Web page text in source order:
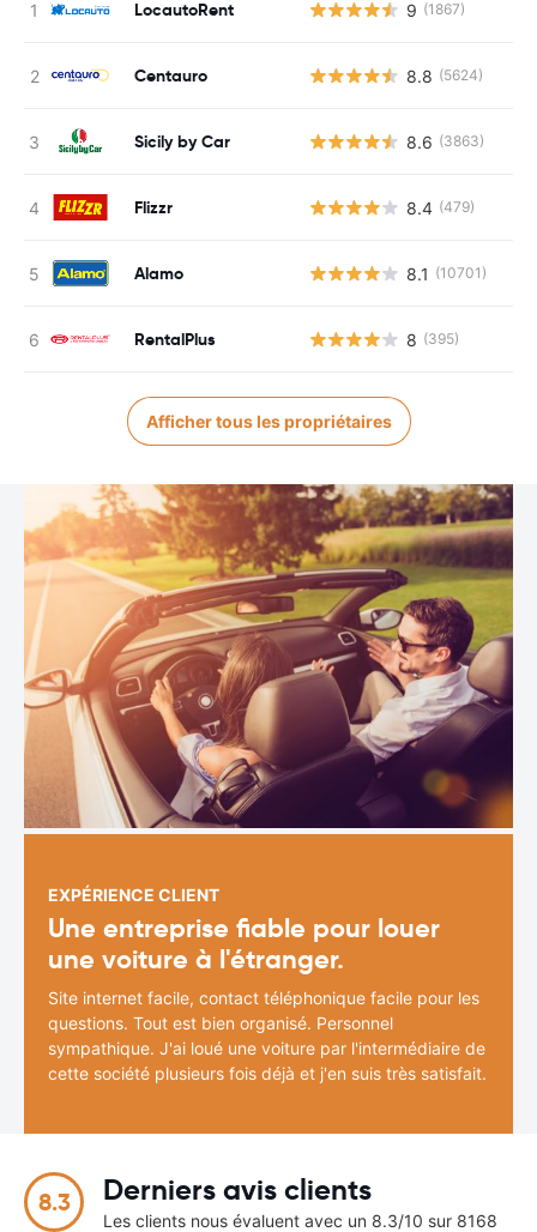
LocautoRent 9 (1867)
Centauro 8.8 (5624)
Sicily by Car 8.6 (3863)
Flizzr 8.4 (479)
Alamo 8.1 (10701)
RentalPlus 8 (395)
Afficher tous les propriétaires
EXPÉRIENCE CLIENT
Une entreprise fiable pour louer
une voiture à l'étranger.
Site internet facile, contact téléphonique facile pour les
questions. Tout est bien organisé. Personnel
sympathique. J'ai loué une voiture par l'intermédiaire de
cette société plusieurs fois déjà et j'en suis très satisfait.
8.3 Derniers avis clients
Les clients nous évaluent avec un 8.3/10 sur 8168